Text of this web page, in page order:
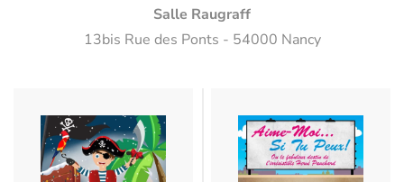
Salle Raugraff
13bis Rue des Ponts - 54000 Nancy